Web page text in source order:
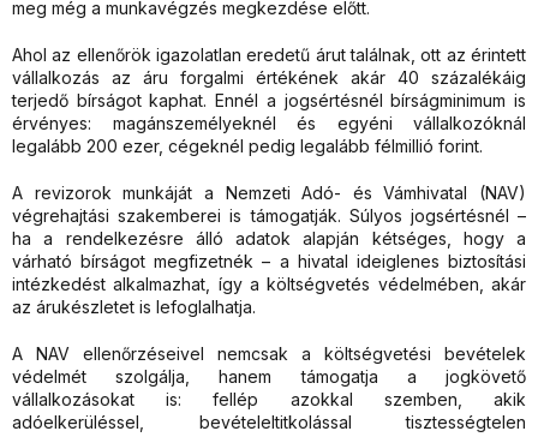
meg még a munkavégzés megkezdése előtt.
Ahol az ellenőrök igazolatlan eredetű árut találnak, ott az érintett
vállalkozás az áru forgalmi értékének akár 40 százalékáig
terjedő bírságot kaphat. Ennél a jogsértésnél bírságminimum is
érvényes: magánszemélyeknél és egyéni vállalkozóknál
legalább 200 ezer, cégeknél pedig legalább félmillió forint.
A revizorok munkáját a Nemzeti Adó- és Vámhivatal (NAV)
végrehajtási szakemberei is támogatják. Súlyos jogsértésnél –
ha a rendelkezésre álló adatok alapján kétséges, hogy a
várható bírságot megfizetnék – a hivatal ideiglenes biztosítási
intézkedést alkalmazhat, így a költségvetés védelmében, akár
az árukészletet is lefoglalhatja.
A NAV ellenőrzéseivel nemcsak a költségvetési bevételek
védelmét szolgálja, hanem támogatja a jogkövető
vállalkozásokat is: fellép azokkal szemben, akik
adóelkerüléssel, bevételeltitkolással tisztességtelen